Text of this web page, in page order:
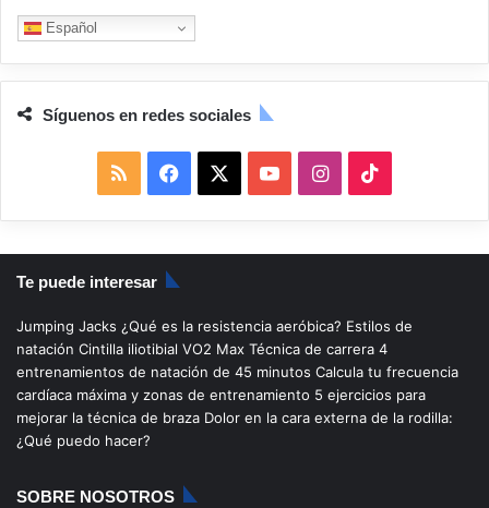
Español
Síguenos en redes sociales
S
S
a
c
b
o
o
u
u
b
I
n
s
a
g
i
k
o
k
Te puede interesar
Jumping Jacks ¿Qué es la resistencia aeróbica? Estilos de
natación Cintilla iliotibial VO2 Max Técnica de carrera 4
entrenamientos de natación de 45 minutos Calcula tu frecuencia
cardíaca máxima y zonas de entrenamiento 5 ejercicios para
mejorar la técnica de braza Dolor en la cara externa de la rodilla:
¿Qué puedo hacer?
SOBRE NOSOTROS